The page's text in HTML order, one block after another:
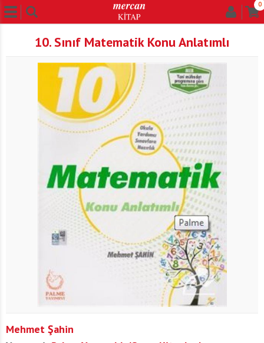
0
10. Sınıf Matematik Konu Anlatımlı
Mehmet Şahin